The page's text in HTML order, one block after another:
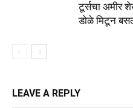
टूर्सचा अमीर
डोळे मिटून
LEAVE A REPLY